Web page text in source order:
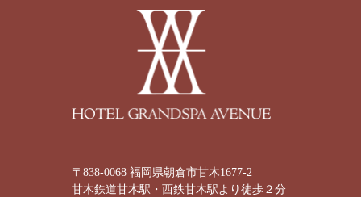
〒838-0068 福岡県朝倉市甘木1677-2
甘木鉄道甘木駅・西鉄甘木駅より徒歩２分